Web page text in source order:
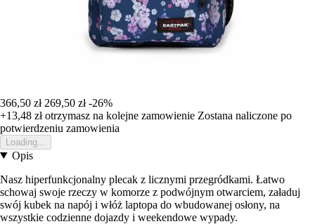
366,50 zł 269,50 zł -26%
+13,48 złotrzymasz na kolejne zamowienie Zostana naliczone po
potwierdzeniu zamowienia
Loading...
Opis
Nasz hiperfunkcjonalny plecak z licznymi przegródkami. Łatwo
schowaj swoje rzeczy w komorze z podwójnym otwarciem, załaduj
swój kubek na napój i włóż laptopa do wbudowanej osłony, na
wszystkie codzienne dojazdy i weekendowe wypady.